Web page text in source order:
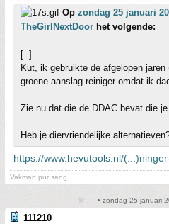
Op zondag 25 januari
TheGirlNextDoor het volgende:
[..]
Kut, ik gebruikte de afgelopen
groene aanslag reiniger omdat ik
Zie nu dat die de DDAC bevat die
Heb je diervriendelijke
https://www.hevutools.nl/
Vakman pur sang
• zondag 25 januari
111210